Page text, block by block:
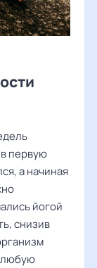
первую
а начиная
йогой
снизив
любую